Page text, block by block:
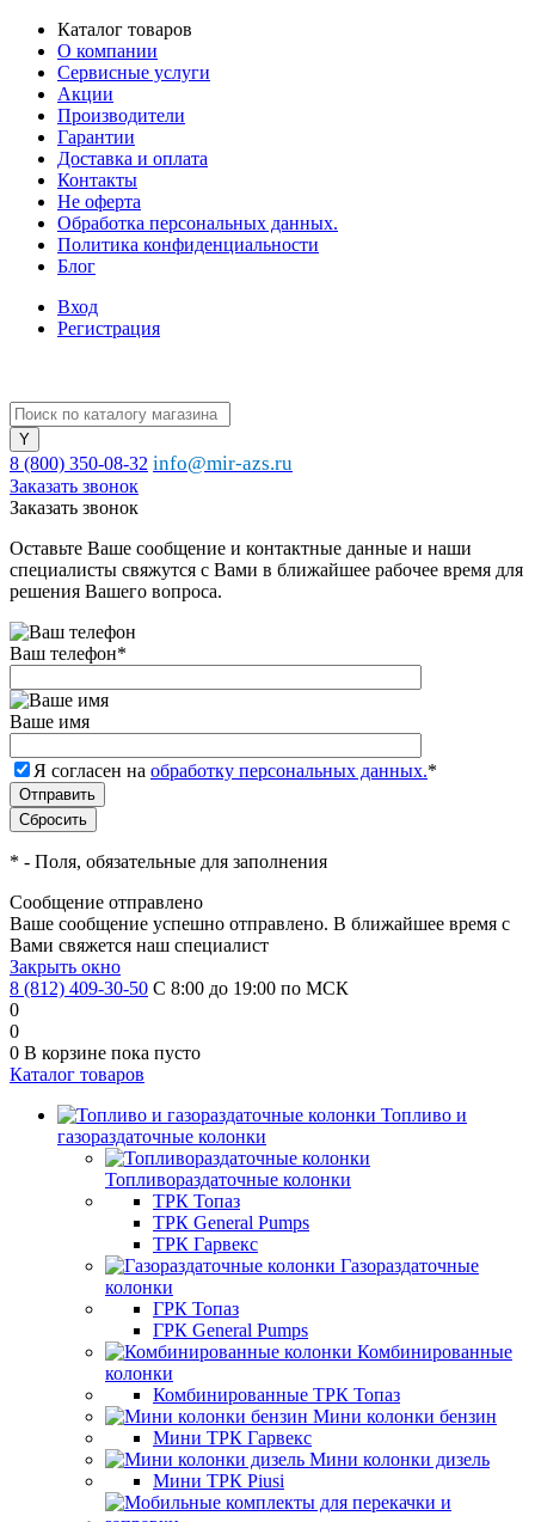
Каталог товаров
О компании
Сервисные услуги
Акции
Производители
Гарантии
Доставка и оплата
Контакты
Не оферта
Обработка персональных данных.
Политика конфиденциальности
Блог
Вход
Регистрация
8 (800) 350-08-32 info@mir-azs.ru
Заказать звонок
Заказать звонок
Оставьте Ваше сообщение и контактные данные и наши
специалисты свяжутся с Вами в ближайшее рабочее время для
решения Вашего вопроса.
Ваш телефон*
Ваше имя
Я согласен на обработку персональных данных.*
* - Поля, обязательные для заполнения
Сообщение отправлено
Ваше сообщение успешно отправлено. В ближайшее время с
Вами свяжется наш специалист
Закрыть окно
8 (812) 409-30-50 С 8:00 до 19:00 по МСК
0
0
0 В корзине пока пусто
Каталог товаров
Топливо и
газораздаточные колонки
Топливораздаточные колонки
ТРК Топаз
ТРК General Pumps
ТРК Гарвекс
Газораздаточные
колонки
ГРК Топаз
ГРК General Pumps
Комбинированные
колонки
Комбинированные ТРК Топаз
Мини колонки бензин
Мини ТРК Гарвекс
Мини колонки дизель
Мини ТРК Piusi